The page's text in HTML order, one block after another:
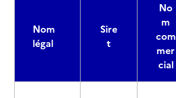
Nom
légal
Sire
t
No
m
com
mer
cial